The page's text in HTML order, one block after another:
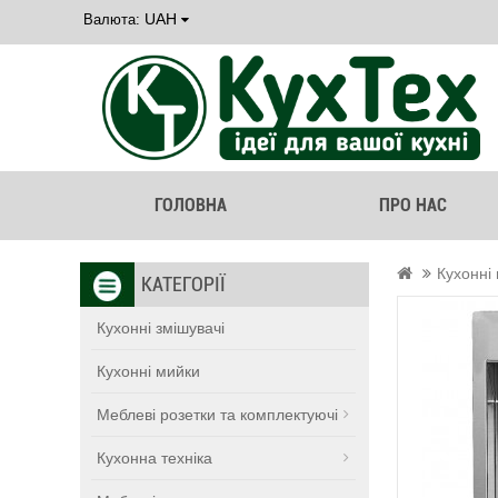
Валюта: UAH
ГОЛОВНА ПРО НАС
КАТЕГОРІЇ
Кухонні змішувачі
Кухонні мийки
Меблеві розетки та комплектуючі
Кухонна техніка